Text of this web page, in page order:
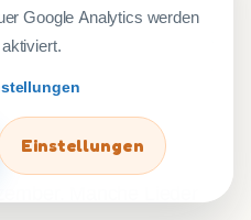
eine Liedwelt, die nicht
einem musikalischen
Google Analytics werden
Einstellungen